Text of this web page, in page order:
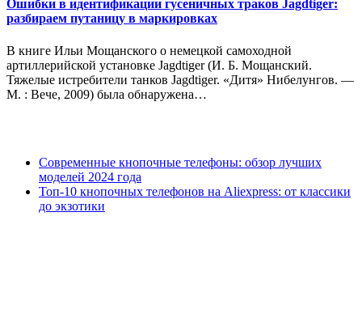
Ошибки в идентификации гусеничных траков Jagdtiger:
разбираем путаницу в маркировках
В книге Ильи Мощанского о немецкой самоходной
артиллерийской установке Jagdtiger (И. Б. Мощанский.
Тяжелые истребители танков Jagdtiger. «Дитя» Нибелунгов. —
М. : Вече, 2009) была обнаружена…
Современные кнопочные телефоны: обзор лучших
моделей 2024 года
Топ-10 кнопочных телефонов на Aliexpress: от классики
до экзотики